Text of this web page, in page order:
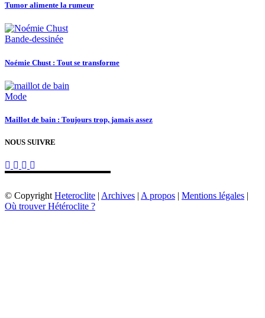
Tumor alimente la rumeur
Bande-dessinée
Noémie Chust : Tout se transforme
Mode
Maillot de bain : Toujours trop, jamais assez
NOUS SUIVRE
© Copyright Heteroclite | Archives | A propos | Mentions légales |
Où trouver Hétéroclite ?